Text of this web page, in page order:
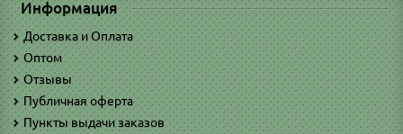
Информация
Доставка и Оплата
Оптом
Отзывы
Публичная оферта
Пункты выдачи заказов